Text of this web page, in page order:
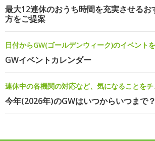
最大12連休のおうち時間を充実させるお
方をご提案
日付からGW(ゴールデンウィーク)のイベント
GWイベントカレンダー
連休中の各機関の対応など、気になることをチ
今年(2026年)のGWはいつからいつまで？